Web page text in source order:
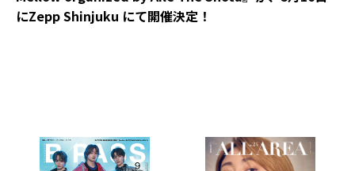
にZepp Shinjuku にて開催決定！